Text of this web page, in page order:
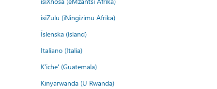
isiZulu (iNingizimu Afrika)
Íslenska (ísland)
Italiano (Italia)
K'iche' (Guatemala)
Kinyarwanda (U Rwanda)